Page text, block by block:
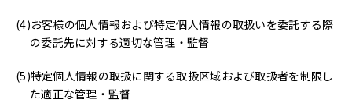
お客様の個人情報および特定個人情報の取扱いを委託する際
の委託先に対する適切な管理・監督
特定個人情報の取扱に関する取扱区域および取扱者を制限し
た適正な管理・監督